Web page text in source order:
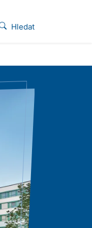
Hledat